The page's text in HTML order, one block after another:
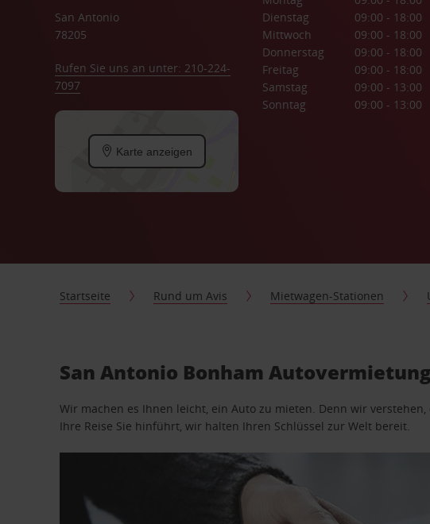
San Antonio
78205
Rufen Sie uns an unter: 210-224-
7097
Karte anzeigen
Dienstag
09:00 - 18:00
Mittwoch
09:00 - 18:00
Donnerstag
09:00 - 18:00
Freitag
09:00 - 18:00
Samstag
09:00 - 13:00
Sonntag
09:00 - 13:00
Startseite Rund um Avis Mietwagen-Stationen
San Antonio Bonham
Wir machen es Ihnen leicht, ein Auto zu mieten. Denn wir
Ihre Reise Sie hinführt, wir halten Ihren Schlüssel zur Welt bereit.